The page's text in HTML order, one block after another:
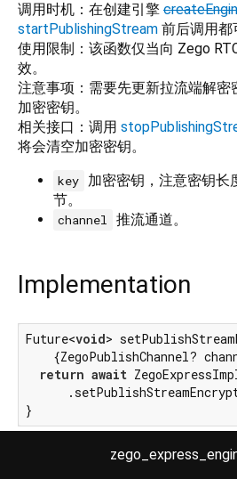
调用时机：在创建引擎
startPublishingStream 前后调用都
使用限制：该函数仅当向 Zego
效。
注意事项：需要先更新拉流端解密
加密密钥。
相关接口：调用
将会清空加密密钥。
key
加密密钥，注意密钥
节。
channel 推流通道。
Implementation
Future<void>
{ZegoPublishChannel?
return await
}